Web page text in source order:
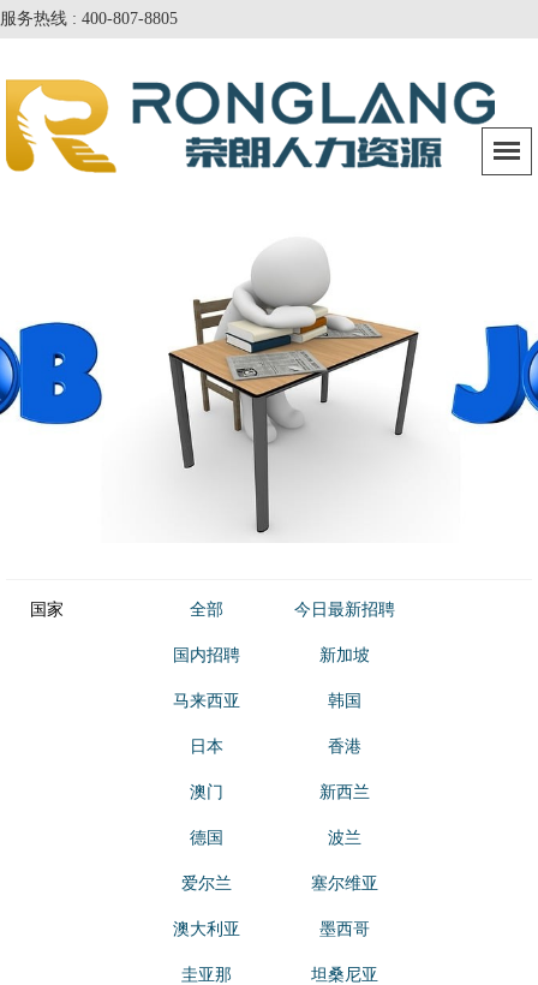
服务热线 : 400-807-8805
国家 全部 今日最新招聘
国内招聘 新加坡
马来西亚 韩国
日本 香港
澳门 新西兰
德国 波兰
爱尔兰 塞尔维亚
澳大利亚 墨西哥
圭亚那 坦桑尼亚